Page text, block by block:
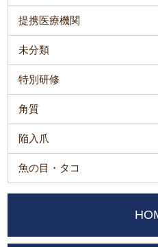
提携医療機関
未分類
特別研修
角質
陥入爪
魚の目・タコ